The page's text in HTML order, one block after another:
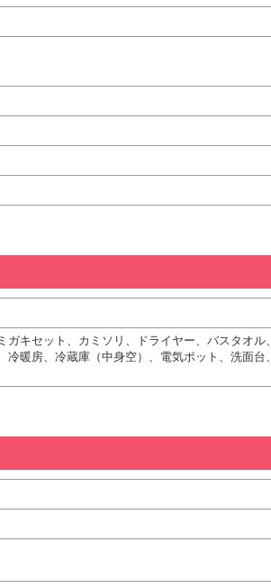
ガキセット、カミソリ、ドライヤー、バスタオ
冷暖房、冷蔵庫（中身空）、電気ポット、洗面